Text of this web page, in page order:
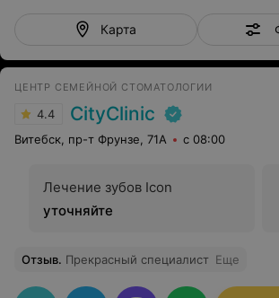
Карта
ЦЕНТР СЕМЕЙНОЙ СТОМАТОЛОГИИ
4.4 CityClinic
Витебск, пр-т Фрунзе, 71А с 08:00
Лечение зубов Icon
уточняйте
Отзыв. Прекрасный специалист Еще